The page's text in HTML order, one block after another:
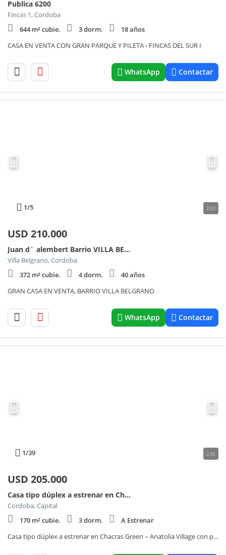
Publica 6200
Fincas 1, Cordoba
644 m² cubie.
3 dorm.
18 años
CASA EN VENTA CON GRAN PARQUE Y PILETA - FINCAS DEL SUR I
WhatsApp Contactar
1/5 250
USD 210.000
Juan d´ alembert Barrio VILLA BELGRANO 5500
Villa Belgrano, Cordoba
372 m² cubie.
4 dorm.
40 años
GRAN CASA EN VENTA, BARRIO VILLA BELGRANO
WhatsApp Contactar
1/39 236
USD 205.000
Casa tipo dúplex a estrenar en Chacras Green – Anatolia Village con patio, galería y cochera
Cordoba, Capital
170 m² cubie.
3 dorm.
A Estrenar
Casa tipo dúplex a estrenar en Chacras Green – Anatolia Village con patio, galería y cochera